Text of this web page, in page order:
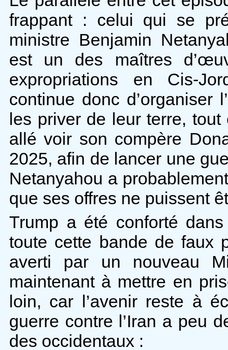
frappant : celui qui se
ministre Benjamin
est un des maîtres
expropriations en Cis-
continue donc d’organiser
les priver de leur terre,
allé voir son compère
2025, afin de lancer une
Netanyahou a
que ses offres ne puissent
Trump a été conforté
toute cette bande de faux
averti par un nouveau
maintenant à mettre en
loin, car l’avenir reste à
guerre contre l’Iran a peu
des occidentaux :